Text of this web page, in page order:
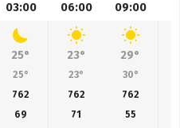
03:00 06:00 09:00
25° 23° 29°
25° 23° 30°
762 762 762
69 71
55